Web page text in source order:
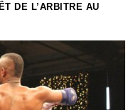
DE L’ARBITRE AU